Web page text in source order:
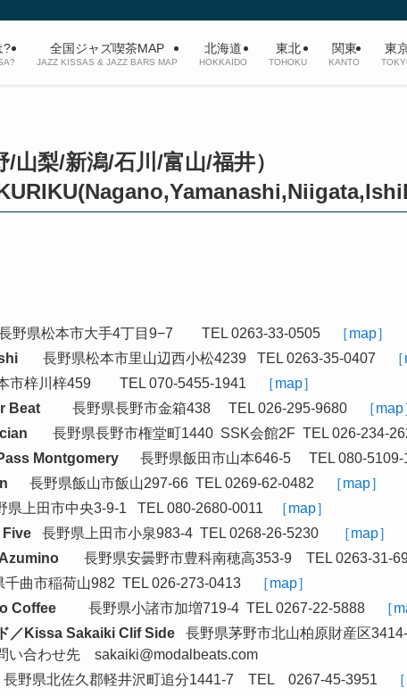
? 全国ジャズ喫茶MAP
JAZZ KISSAS & JAZZ BARS MAP
北海道
HOKKAIDO
東北
TOHOKU
関東
KANTO
東
山梨/新潟/石川/富山/福井）
県松本市大手4丁目9−7 TEL 0263-33-0505 ［map］
長野県松本市里山辺西小松4239 TEL 0263-35-0407
梓川梓459 TEL 070-5455-1941
［map］
Beat 長野県長野市金箱438 TEL 026-295-9680
［map
長野県長野市権堂町1440 SSK会館2F TEL 026-234-
Montgomery 長野県飯田市山本646-5 TEL 080-
長野県飯山市飯山297-66 TEL 0269-62-0482
［map］
上田市中央3-9-1 TEL 080-2680-0011
［map］
Five 長野県上田市小泉983-4 TEL 0268-26-5230
［map］
長野県安曇野市豊科南穂高353-9 TEL 0263-31-
市稲荷山982 TEL 026-273-0413
［map］
Coffee
長野県小諸市加増719-4 TEL 0267-22-5888
［
／Kissa Sakaiki Clif Side 長野県茅野市北山柏原財産区
い合わせ先 sakaiki@modalbeats.com
野県北佐久郡軽井沢町追分1441-7 TEL 0267-45-3951